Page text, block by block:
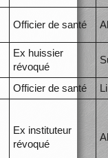
Officier de santé
Ex huissier
révoqué
Officier de santé
Ex instituteur
révoqué